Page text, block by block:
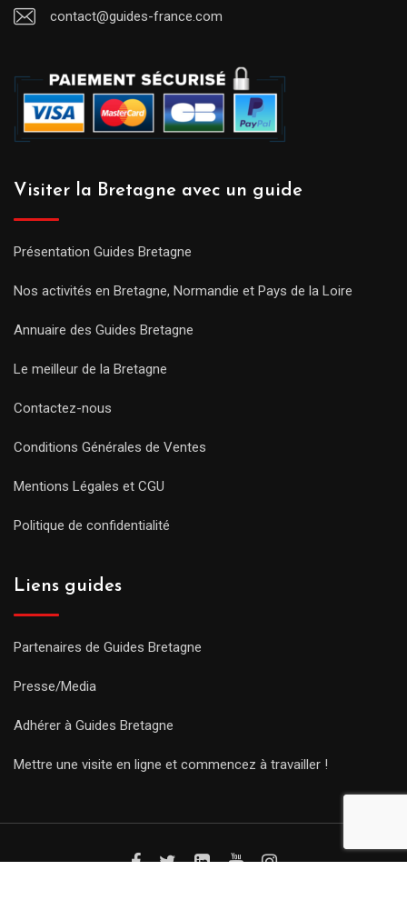
contact@guides-france.com
Visiter la Bretagne avec un guide
Présentation Guides Bretagne
Nos activités en Bretagne, Normandie et Pays de la Loire
Annuaire des Guides Bretagne
Le meilleur de la Bretagne
Contactez-nous
Conditions Générales de Ventes
Mentions Légales et CGU
Politique de confidentialité
Liens guides
Partenaires de Guides Bretagne
Presse/Media
Adhérer à Guides Bretagne
Mettre une visite en ligne et commencez à travailler !